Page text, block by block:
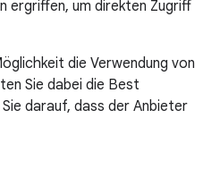
ergriffen, um direkten Zugriff
die Verwendung von
Sie dabei die Best
darauf, dass der Anbieter